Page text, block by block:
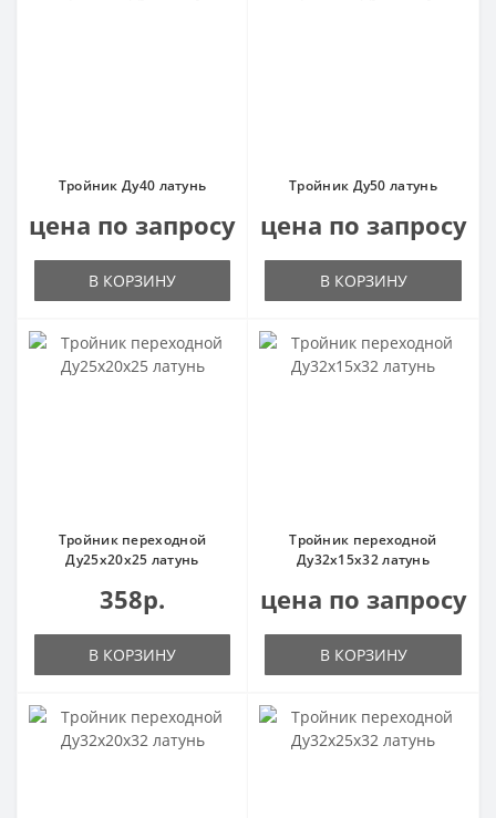
Тройник Ду40 латунь
цена по запросу
В КОРЗИНУ
Тройник Ду50 латунь
цена по запросу
В КОРЗИНУ
Тройник переходной
Ду25х20х25 латунь
358р.
В КОРЗИНУ
Тройник переходной
Ду32х15х32 латунь
цена по запросу
В КОРЗИНУ